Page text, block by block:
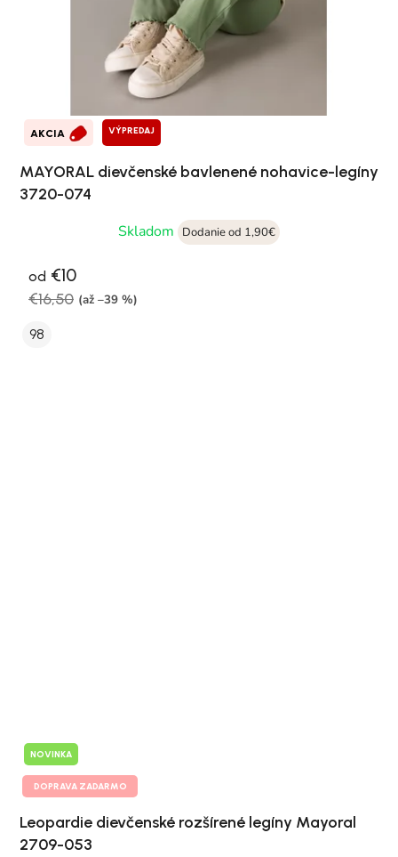
AKCIA VÝPREDAJ
MAYORAL dievčenské bavlenené nohavice-legíny
3720-074
Skladom
Dodanie od 1,90€
od €10
€16,50 (až –39 %)
98
NOVINKA
DOPRAVA ZADARMO
Leopardie dievčenské rozšírené legíny Mayoral
2709-053